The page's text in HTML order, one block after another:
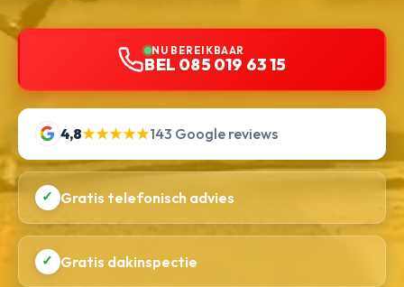
NU BEREIKBAAR
BEL 085 019 63 15
4,8★★★★★143 Google reviews
✓ Gratis telefonisch advies
✓ Gratis dakinspectie